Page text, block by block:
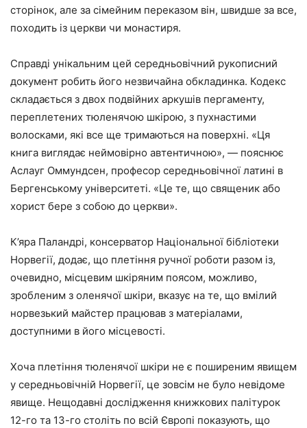
сторінок, але за сімейним переказом він, швидше за все,
походить із церкви чи монастиря.
Справді унікальним цей середньовічний рукописний
документ робить його незвичайна обкладинка. Кодекс
складається з двох подвійних аркушів пергаменту,
переплетених тюленячою шкірою, з пухнастими
волосками, які все ще тримаються на поверхні. «Ця
книга виглядає неймовірно автентичною», — пояснює
Аслауг Оммундсен, професор середньовічної латині в
Бергенському університеті. «Це те, що священик або
хорист бере з собою до церкви».
К’яра Паландрі, консерватор Національної бібліотеки
Норвегії, додає, що плетіння ручної роботи разом із,
очевидно, місцевим шкіряним поясом, можливо,
зробленим з оленячої шкіри, вказує на те, що вмілий
норвезький майстер працював з матеріалами,
доступними в його місцевості.
Хоча плетіння тюленячої шкіри не є поширеним явищем
у середньовічній Норвегії, це зовсім не було невідоме
явище. Нещодавні дослідження книжкових палітурок
12-го та 13-го століть по всій Європі показують, що